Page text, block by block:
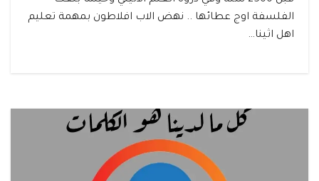
الفلسفة اوج عطائها .. نهض الاب افلاطون بمهمة تعليم
اهل اثينا…